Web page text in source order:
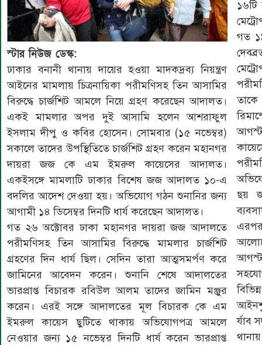
স্টার নিউজ ডেস্ক:
ঢাকার বনানী থানায় দায়ের হওয়া মাদকদ্রব্য নিয়ন্ত্রণ
আইনের মামলায় চিত্রনায়িকা পরীমণিসহ তিন আসামির
বিরুদ্ধে চার্জশিট আমলে নিয়ে গ্রহণ করেছেন আদালত।
একই মামলার অপর দুই আসামি হলেন আশরাফুল
ইসলাম দীপু ও কবির হোসেন। সোমবার (১৫ নভেম্বর)
সকালে তাদের উপস্থিতিতে চার্জশিট গ্রহণ করেন মহানগর
দায়রা জজ কে এম ইমরুল কায়েসের আদালত।
একইসঙ্গে মামলাটি ঢাকার বিশেষ জজ আদালত ১০-এ
বদলির আদেশ দেওয়া হয়। অভিযোগ গঠন শুনানির জন্য
আগামী ১৪ ডিসেম্বর দিনটি ধার্য করেছেন আদালত।
গত ২৬ অক্টোবর ঢাকা মহানগর দায়রা জজ আদালতে
পরীমণিসহ তিন আসামির বিরুদ্ধে মামলার চার্জশিট
গ্রহণের দিন ধার্য ছিল। সেদিন তারা আত্মসমর্পণ করে
জামিনের আবেদন করেন। শুনানি শেষে আদালতের
ভারপ্রাপ্ত বিচারক রবিউল আলম তাদের জামিন মঞ্জুর
করেন। এরই সঙ্গে আদালতের মূল বিচারক কে এম
ইমরুল কায়েস ছুটিতে থাকায় অভিযোগপত্র আমলে
নেওয়ার জন্য ১৫ নভেম্বর দিনটি ধার্য করেন ভারপ্রাপ্ত
১৬টি
গত
তাকে
ছয়
র্যাব